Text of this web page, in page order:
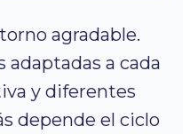
agradable.
adaptadas a cada
y diferentes
depende el ciclo